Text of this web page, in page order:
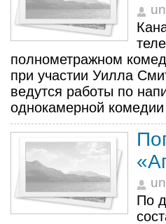
полнометражном
при участии Уилла
ведутся работы по
однокамерной комедии
По